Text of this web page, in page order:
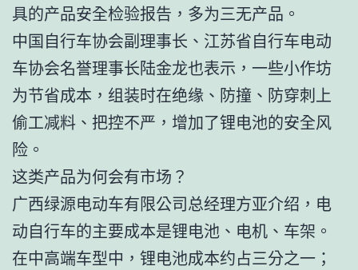
具的产品安全检验报告，多为三无产品。
中国自行车协会副理事长、江苏省自行车电动
车协会名誉理事长陆金龙也表示，一些小作坊
为节省成本，组装时在绝缘、防撞、防穿刺上
偷工减料、把控不严，增加了锂电池的安全风
险。
这类产品为何会有市场？
广西绿源电动车有限公司总经理方亚介绍，电
动自行车的主要成本是锂电池、电机、车架。
在中高端车型中，锂电池成本约占三分之一；